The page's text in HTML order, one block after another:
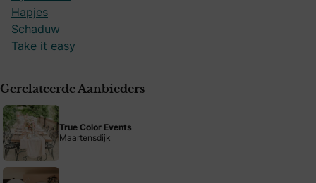
Hapjes
Schaduw
Take it easy
Gerelateerde Aanbieders
True Color Events
Maartensdijk